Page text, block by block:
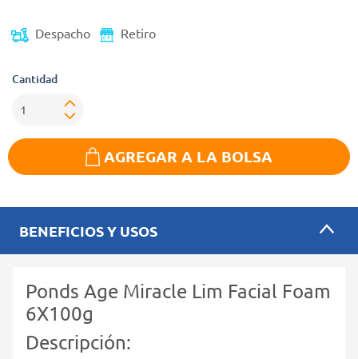
Despacho Retiro
Cantidad
AGREGAR A LA BOLSA
BENEFICIOS Y USOS
Ponds Age Miracle Lim Facial Foam
6X100g
Descripción: